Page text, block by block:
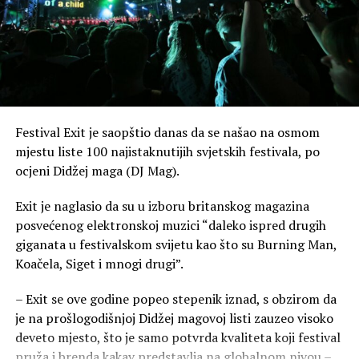
Festival Exit je saopštio danas da se našao na osmom
mjestu liste 100 najistaknutijih svjetskih festivala, po
ocjeni Didžej maga (DJ Mag).
Exit je naglasio da su u izboru britanskog magazina
posvećenog elektronskoj muzici “daleko ispred drugih
giganata u festivalskom svijetu kao što su Burning Man,
Koačela, Siget i mnogi drugi”.
– Exit se ove godine popeo stepenik iznad, s obzirom da
je na prošlogodišnjoj Didžej magovoj listi zauzeo visoko
deveto mjesto, što je samo potvrda kvaliteta koji festival